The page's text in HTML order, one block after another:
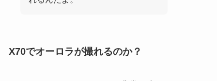
X70でオーロラが撮れるのか？